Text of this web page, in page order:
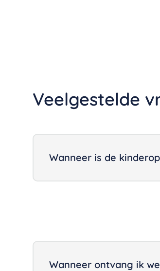
Veelgestelde
Wanneer is de
Wanneer ontvang ik